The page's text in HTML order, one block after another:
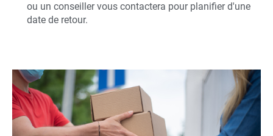
ou un conseiller vous contactera pour planifier d'une
date de retour.